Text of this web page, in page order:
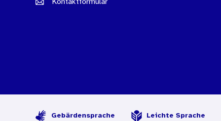
Kontaktformular
Gebärdensprache Leichte Sprache